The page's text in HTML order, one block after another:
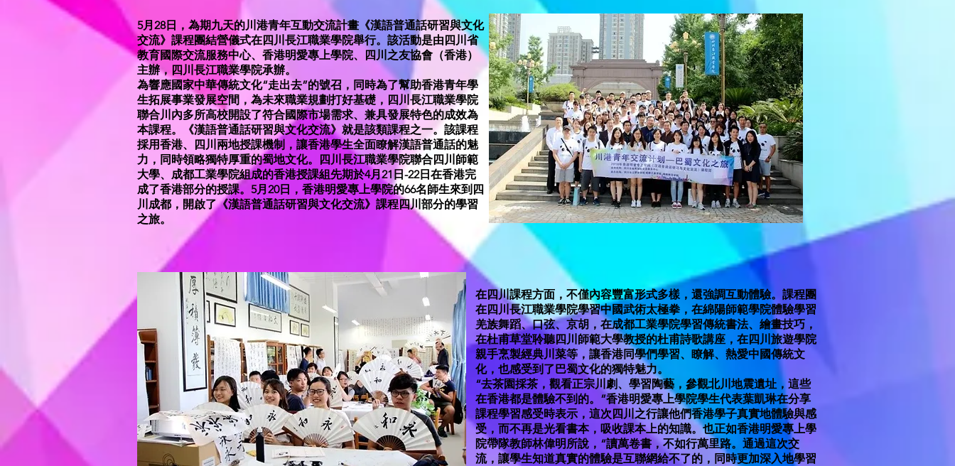
5月28日，為期九天的川港青年互動交流計畫《漢語普通話研習與文化
交流》課程團結營儀式在四川長江職業學院舉行。該活動是由四川省
教育國際交流服務中心、香港明愛專上學院、四川之友協會（香港）
主辦，四川長江職業學院承辦。
為響應國家中華傳統文化“走出去”的號召，同時為了幫助香港青年學
生拓展事業發展空間，為未來職業規劃打好基礎，四川長江職業學院
聯合川內多所高校開設了符合國際市場需求、兼具發展特色的成效為
本課程。《漢語普通話研習與文化交流》就是該類課程之一。該課程
採用香港、四川兩地授課機制，讓香港學生全面瞭解漢語普通話的魅
力，同時領略獨特厚重的蜀地文化。四川長江職業學院聯合四川師範
大學、成都工業學院組成的香港授課組先期於4月21日-22日在香港完
成了香港部分的授課。5月20日，香港明愛專上學院的66名師生來到四
川成都，開啟了《漢語普通話研習與文化交流》課程四川部分的學習
之旅。
在四川課程方面，不僅內容豐富形式多樣，還強調互動體驗。課程團
在四川長江職業學院學習中國武術太極拳，在綿陽師範學院體驗學習
羌族舞蹈、口弦、京胡，在成都工業學院學習傳統書法、繪畫技巧，
在杜甫草堂聆聽四川師範大學教授的杜甫詩歌講座，在四川旅遊學院
親手烹製經典川菜等，讓香港同學們學習、瞭解、熱愛中國傳統文
化，也感受到了巴蜀文化的獨特魅力。
“去茶園採茶，觀看正宗川劇、學習陶藝，參觀北川地震遺址，這些
在香港都是體驗不到的。”香港明愛專上學院學生代表葉凱琳在分享
課程學習感受時表示，這次四川之行讓他們香港學子真實地體驗與感
受，而不再是光看書本，吸收課本上的知識。也正如香港明愛專上學
院帶隊教師林偉明所說，“讀萬卷書，不如行萬里路。通過這次交
流，讓學生知道真實的體驗是互聯網給不了的，同時更加深入地學習